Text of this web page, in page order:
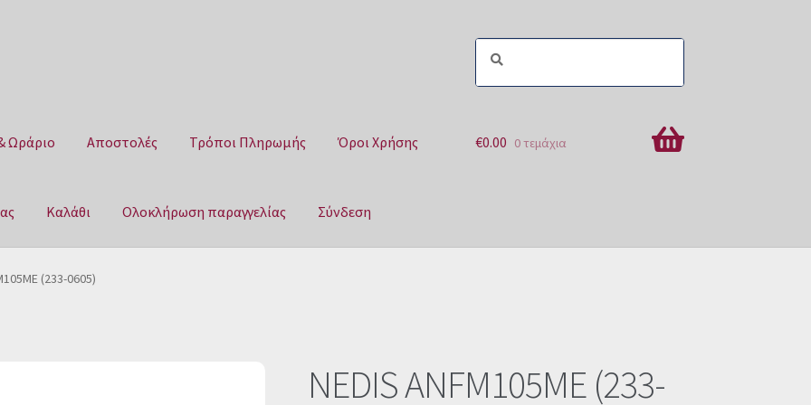
Ωράριο Αποστολές Τρόποι Πληρωμής Όροι Χρήσης
Καλάθι Ολοκλήρωση παραγγελίας Σύνδεση
Αποστολές Τρόποι Πληρωμής
€0.00 0 τεμάχια
(233-0605)
NEDIS ANFM105ME (233-